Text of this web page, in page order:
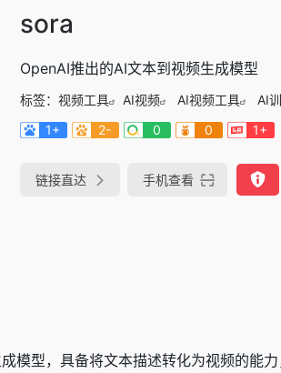
sora
OpenAI推出的AI文本到视频生成模型
标签： 视频工具 AI视频 AI视频工具
AI
1+
2- 0 0 1+
链接直达 手机查看
模型，具备将文本描述转化为视频的能